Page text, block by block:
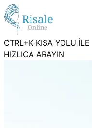
CTRL+K KISA YOLU İLE
HIZLICA ARAYIN